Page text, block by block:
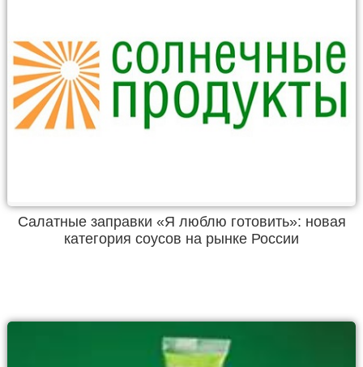
Салатные заправки «Я люблю готовить»: новая
категория соусов на рынке России